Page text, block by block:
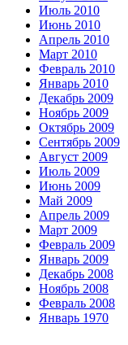
Июль 2010
Июнь 2010
Апрель 2010
Март 2010
Февраль 2010
Январь 2010
Декабрь 2009
Ноябрь 2009
Октябрь 2009
Сентябрь 2009
Август 2009
Июль 2009
Июнь 2009
Май 2009
Апрель 2009
Март 2009
Февраль 2009
Январь 2009
Декабрь 2008
Ноябрь 2008
Февраль 2008
Январь 1970